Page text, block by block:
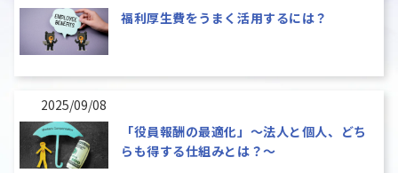
福利厚生費をうまく活用するには？
2025/09/08
「役員報酬の最適化」～法人と個人、どち
らも得する仕組みとは？～